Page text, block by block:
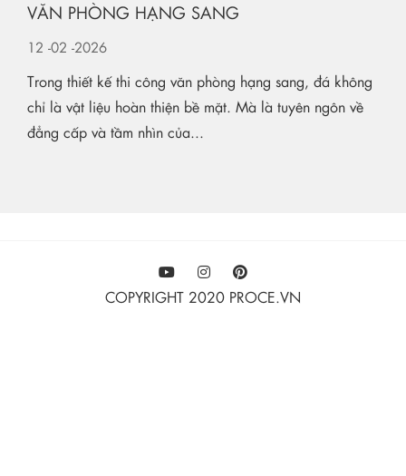
VĂN PHÒNG HẠNG SANG
12 -02 -2026
Trong thiết kế thi công văn phòng hạng sang, đá không
chỉ là vật liệu hoàn thiện bề mặt. Mà là tuyên ngôn về
đẳng cấp và tầm nhìn của...
COPYRIGHT 2020 PROCE.VN